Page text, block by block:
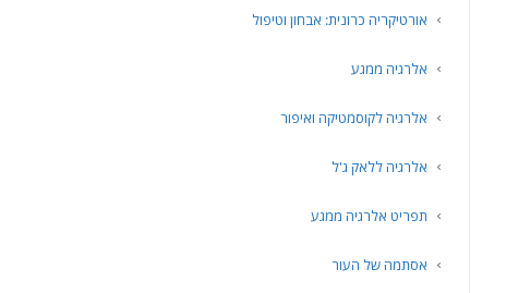
אורטיקריה כרונית: אבחון וטיפול
אלרגיה ממגע
אלרגיה לקוסמטיקה ואיפור
אלרגיה ללאק ג'ל
תפריט אלרגיה ממגע
אסתמה של העור